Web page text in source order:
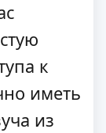
к
иметь
из